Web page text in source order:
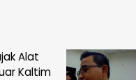
Alat
Kaltim